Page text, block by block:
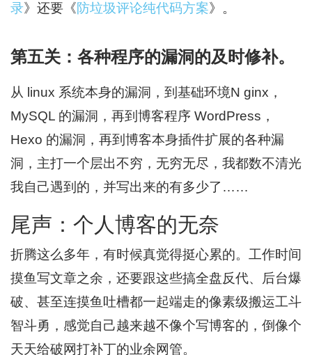
录》还要《防垃圾评论纯代码方案》。
第五关：各种程序的漏洞的及时修补。
从 linux 系统本身的漏洞，到基础环境N ginx，
MySQL 的漏洞，再到博客程序 WordPress，
Hexo 的漏洞，再到博客本身插件扩展的各种漏
洞，主打一个层出不穷，无穷无尽，我都数不清光
我自己遇到的，并写出来的有多少了……
尾声：个人博客的无奈
折腾这么多年，有时候真觉得挺心累的。工作时间
摸鱼写文章之余，还要跟这些搞全盘反代、后台爆
破、甚至连摸鱼吐槽都一起端走的像素级搬运工斗
智斗勇，感觉自己越来越不像个写博客的，倒像个
天天给破网打补丁的业余网管。